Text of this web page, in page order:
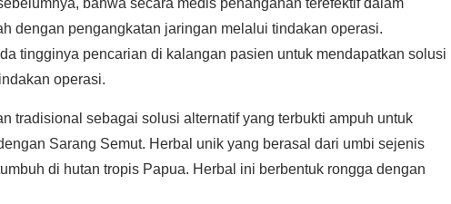
bahwa secara medis penanganan terefektif dalam
dengan pengangkatan jaringan melalui tindakan operasi.
tingginya pencarian di kalangan pasien untuk mendapatkan solusi
operasi.
tradisional sebagai solusi alternatif yang terbukti ampuh untuk
Sarang Semut. Herbal unik yang berasal dari umbi sejenis
di hutan tropis Papua. Herbal ini berbentuk rongga dengan